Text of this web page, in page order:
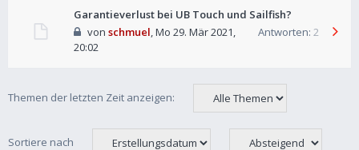
Garantieverlust bei UB Touch und Sailfish?
Antworten: 2
von schmuel,Mo 29. Mär 2021,
20:02
Themen der letzten Zeit anzeigen:
Sortiere nach